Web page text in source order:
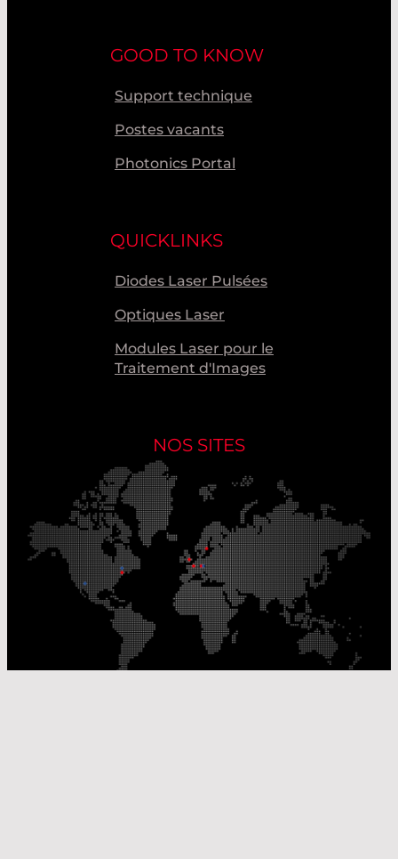
GOOD TO KNOW
Support technique
Postes vacants
Photonics Portal
QUICKLINKS
Diodes Laser Pulsées
Optiques Laser
Modules Laser pour le
Traitement d'Images
NOS SITES